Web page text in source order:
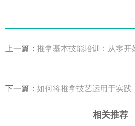
上一篇：推拿基本技能培训：从零开
下一篇：如何将推拿技艺运用于实践，推
相关推荐